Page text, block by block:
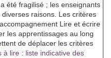
été fragilisé ; les enseignants
raisons. Les critères
Lire et écrire
les apprentissages au long
de déplacer les critères
lire : liste indicative des